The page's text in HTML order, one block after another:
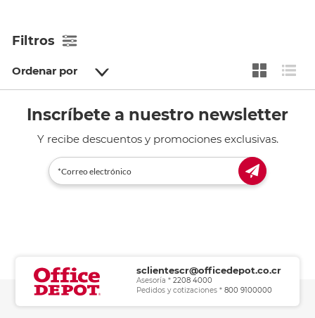
Filtros
Ordenar por
Inscríbete a nuestro newsletter
Y recibe descuentos y promociones exclusivas.
sclientescr@officedepot.co.cr
Asesoría *2208 4000
Pedidos y cotizaciones *800 9100000